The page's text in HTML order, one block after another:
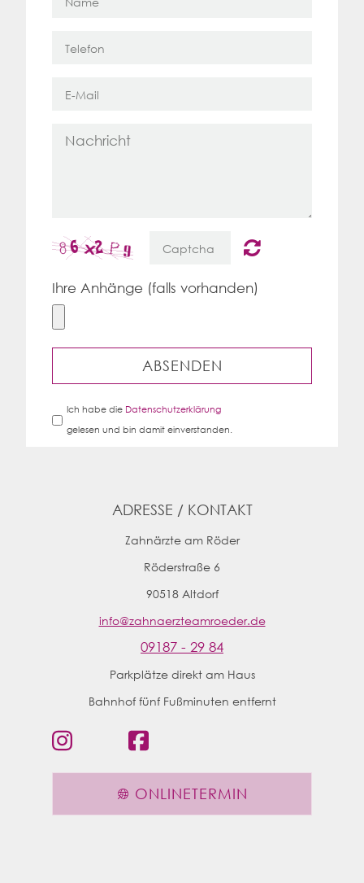
Ihre Anhänge (falls vorhanden)
ABSENDEN
Ich habe die Datenschutzerklärung
gelesen und bin damit einverstanden.
ADRESSE / KONTAKT
Zahnärzte am Röder
Röderstraße 6
90518 Altdorf
info@zahnaerzteamroeder.de
09187 - 29 84
Parkplätze direkt am Haus
Bahnhof fünf Fußminuten entfernt
ONLINETERMIN